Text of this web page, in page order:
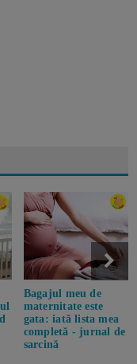
Bagajul meu de
maternitate este
gata: iată lista mea
completă - jurnal de
sarcină